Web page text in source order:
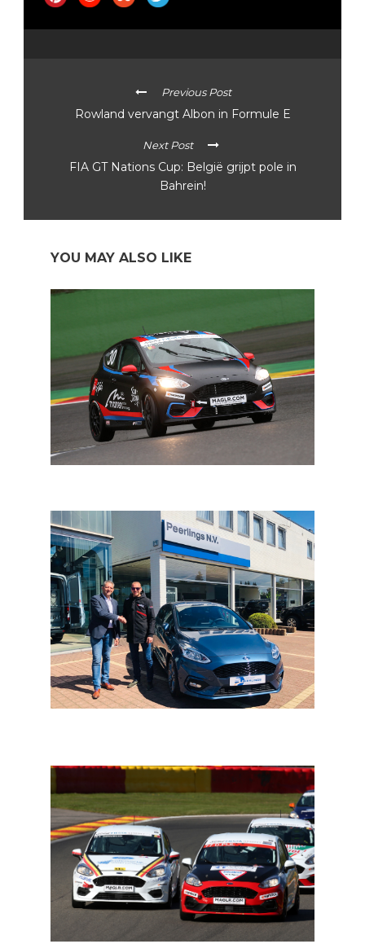
Previous Post
Rowland vervangt Albon in Formule E
Next Post
FIA GT Nations Cup: België grijpt pole in
Bahrein!
YOU MAY ALSO LIKE